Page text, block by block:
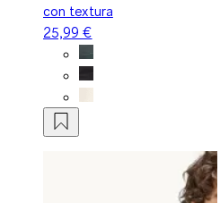
con textura
25,99 €